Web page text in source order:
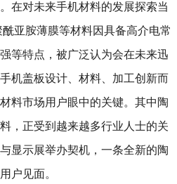
在对未来手机材料的发展探索当
亚胺薄膜等材料因具备高介电常
等特点，被广泛认为会在未来迅
机盖板设计、材料、加工创新而
料市场用户眼中的关键。其中陶
，正受到越来越多行业人士的关
显示展举办契机，一条全新的陶
户见面。